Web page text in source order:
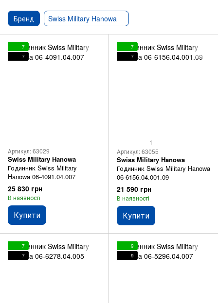
Бренд Swiss Military Hanowa
7
7
Артикул: 63029
Swiss Military Hanowa
Годинник Swiss Military
Hanowa 06-4091.04.007
25 830 грн
В наявності
Купити
7
7
1
Артикул: 63055
Swiss Military Hanowa
Годинник Swiss Military Hanowa
06-6156.04.001.09
21 590 грн
В наявності
Купити
7
7
9
9